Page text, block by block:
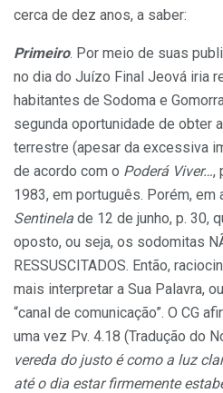
cerca de dez anos, a saber:
Primeiro. Por meio de suas
no dia do Juízo Final Jeová iria
habitantes de Sodoma e
segunda oportunidade de obter
terrestre (apesar da excessiva
de acordo com o Poderá Viver…,
1983, em português. Porém, em
Sentinela de 12 de junho, p. 30,
oposto, ou seja, os sodomitas
RESSUSCITADOS. Então,
mais interpretar a Sua Palavra,
“canal de comunicação”. O CG
uma vez Pv. 4.18 (Tradução do
vereda do justo é como a luz
até o dia estar firmemente